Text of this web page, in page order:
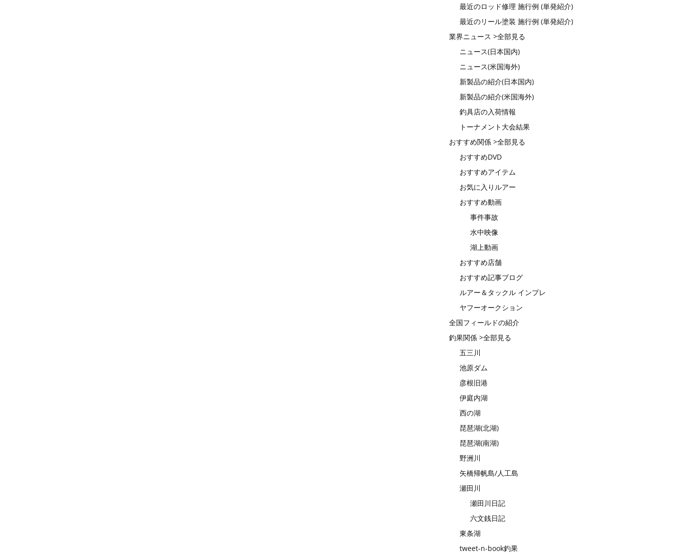
最近のロッド修理 施行例 (単発紹介)
最近のリール塗装 施行例 (単発紹介)
業界ニュース >全部見る
ニュース(日本国内)
ニュース(米国海外)
新製品の紹介(日本国内)
新製品の紹介(米国海外)
釣具店の入荷情報
トーナメント大会結果
おすすめ関係 >全部見る
おすすめDVD
おすすめアイテム
お気に入りルアー
おすすめ動画
事件事故
水中映像
湖上動画
おすすめ店舗
おすすめ記事ブログ
ルアー＆タックル インプレ
ヤフーオークション
全国フィールドの紹介
釣果関係 >全部見る
五三川
池原ダム
彦根旧港
伊庭内湖
西の湖
琵琶湖(北湖)
琵琶湖(南湖)
野洲川
矢橋帰帆島/人工島
瀬田川
瀬田川日記
六文銭日記
東条湖
tweet-n-book釣果